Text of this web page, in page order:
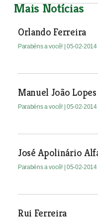
Mais Notícias
Orlando Ferreira
Parabéns a você! | 05-02-2014
Manuel João
Parabéns a você! | 05-02-2014
José Apolinário
Parabéns a você! | 05-02-2014
Rui Ferreira